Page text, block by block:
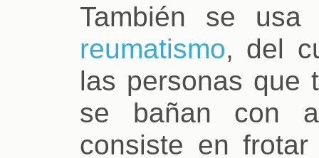
También se
reumatismo, del
las personas que
se bañan con
consiste en